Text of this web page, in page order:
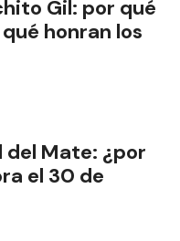
Gil: por qué
honran los
del Mate: ¿por
el 30 de